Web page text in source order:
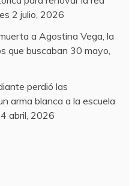
2 julio, 2026
a Agostina Vega, la
que buscaban 30 mayo,
perdió las
arma blanca a la escuela
abril, 2026